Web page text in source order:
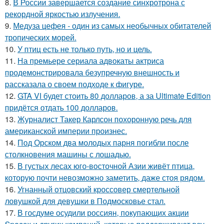
рекордной яркостью излучения.
9. Медуза цефея - один из самых необычных обитателей
тропических морей.
10. У птиц есть не только путь, но и цель.
11. На премьере сериала адвокаты актриса
продемонстрировала безупречную внешность и
рассказала о своем подходе к фигуре.
12. GTA VI будет стоить 80 долларов, а за Ultimate Edition
придётся отдать 100 долларов.
13. Журналист Такер Карлсон похоронную речь для
американской империи произнес.
14. Под Орском два молодых парня погибли после
столкновения машины с лошадью.
15. В густых лесах юго-восточной Азии живёт птица,
которую почти невозможно заметить, даже стоя рядом.
16. Угнанный отцовский кроссовер смертельной
ловушкой для девушки в Подмосковье стал.
17. В госдуме осудили россиян, покупающих акции